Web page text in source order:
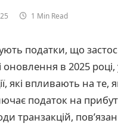
1 Min Read
податки, що
в 2025
які впливають на
податок на
транзакцій,